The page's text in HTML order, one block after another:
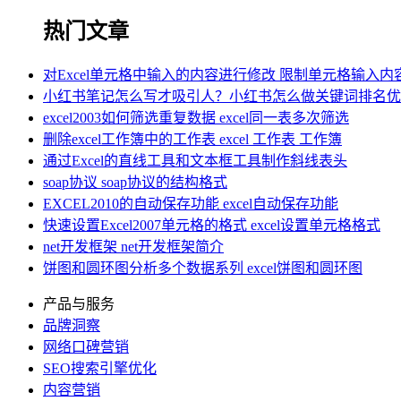
热门文章
对Excel单元格中输入的内容进行修改 限制单元格输入内
小红书笔记怎么写才吸引人？小红书怎么做关键词排名
excel2003如何筛选重复数据 excel同一表多次筛选
删除excel工作簿中的工作表 excel 工作表 工作簿
通过Excel的直线工具和文本框工具制作斜线表头
soap协议 soap协议的结构格式
EXCEL2010的自动保存功能 excel自动保存功能
快速设置Excel2007单元格的格式 excel设置单元格格式
net开发框架 net开发框架简介
饼图和圆环图分析多个数据系列 excel饼图和圆环图
产品与服务
品牌洞察
网络口碑营销
SEO搜索引擎优化
内容营销